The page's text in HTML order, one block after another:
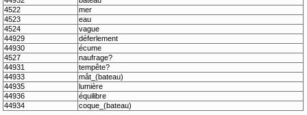
4522
mer
4523
eau
4524
vague
44929
déferlement
44930
écume
4527
naufrage?
44931
tempête?
44933
mât_(bateau)
44935
lumière
44936
équilibre
44934
coque_(bateau)